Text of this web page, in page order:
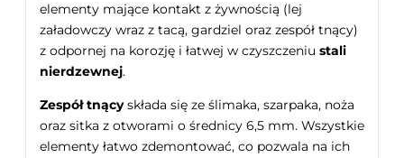
elementy mające kontakt z żywnością (lej
załadowczy wraz z tacą, gardziel oraz zespół tnący)
z odpornej na korozję i łatwej w czyszczeniu stali
nierdzewnej.
Zespół tnącyskłada się ze ślimaka, szarpaka, noża
oraz sitka z otworami o średnicy 6,5 mm. Wszystkie
elementy łatwo zdemontować, co pozwala na ich